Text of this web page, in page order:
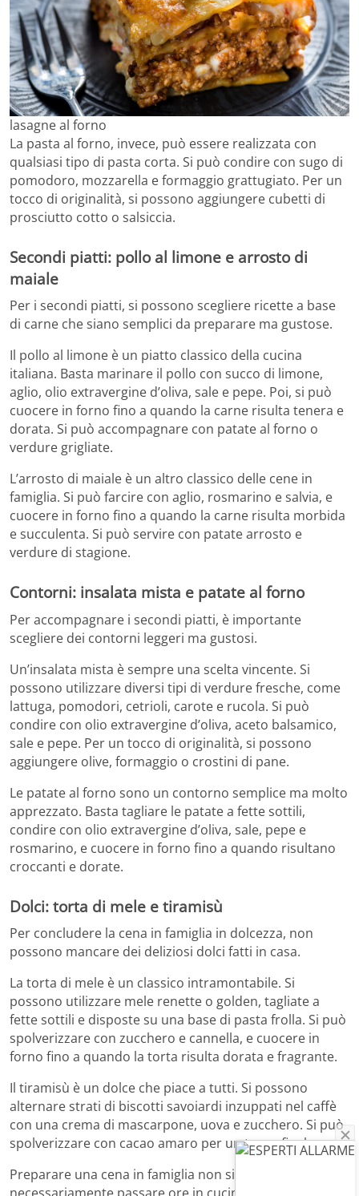
lasagne al forno
La pasta al forno, invece, può essere realizzata con
qualsiasi tipo di pasta corta. Si può condire con sugo di
pomodoro, mozzarella e formaggio grattugiato. Per un
tocco di originalità, si possono aggiungere cubetti di
prosciutto cotto o salsiccia.
Secondi piatti: pollo al limone e arrosto di
maiale
Per i secondi piatti, si possono scegliere ricette a base
di carne che siano semplici da preparare ma gustose.
Il pollo al limone è un piatto classico della cucina
italiana. Basta marinare il pollo con succo di limone,
aglio, olio extravergine d’oliva, sale e pepe. Poi, si può
cuocere in forno fino a quando la carne risulta tenera e
dorata. Si può accompagnare con patate al forno o
verdure grigliate.
L’arrosto di maiale è un altro classico delle cene in
famiglia. Si può farcire con aglio, rosmarino e salvia, e
cuocere in forno fino a quando la carne risulta morbida
e succulenta. Si può servire con patate arrosto e
verdure di stagione.
Contorni: insalata mista e patate al forno
Per accompagnare i secondi piatti, è importante
scegliere dei contorni leggeri ma gustosi.
Un’insalata mista è sempre una scelta vincente. Si
possono utilizzare diversi tipi di verdure fresche, come
lattuga, pomodori, cetrioli, carote e rucola. Si può
condire con olio extravergine d’oliva, aceto balsamico,
sale e pepe. Per un tocco di originalità, si possono
aggiungere olive, formaggio o crostini di pane.
Le patate al forno sono un contorno semplice ma molto
apprezzato. Basta tagliare le patate a fette sottili,
condire con olio extravergine d’oliva, sale, pepe e
rosmarino, e cuocere in forno fino a quando risultano
croccanti e dorate.
Dolci: torta di mele e tiramisù
Per concludere la cena in famiglia in dolcezza, non
possono mancare dei deliziosi dolci fatti in casa.
La torta di mele è un classico intramontabile. Si
possono utilizzare mele renette o golden, tagliate a
fette sottili e disposte su una base di pasta frolla. Si può
spolverizzare con zucchero e cannella, e cuocere in
forno fino a quando la torta risulta dorata e fragrante.
Il tiramisù è un dolce che piace a tutti. Si possono
alternare strati di biscotti savoiardi inzuppati nel caffè
con una crema di mascarpone, uova e zucchero. Si può
spolverizzare con cacao amaro per un tocco finale.
Preparare una cena in famiglia non significa